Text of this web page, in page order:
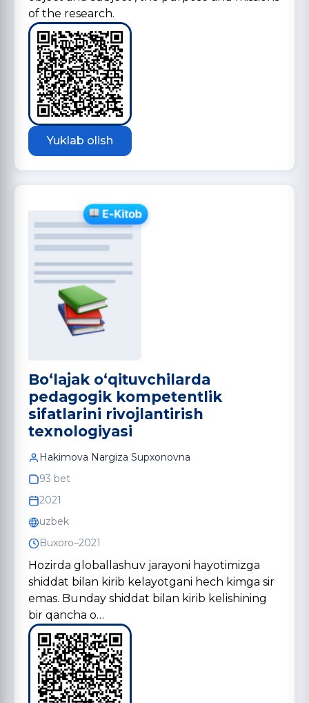
of the research.
Yuklab olish
Bo‘lajak o‘qituvchilarda
pedagogik kompetentlik
sifatlarini rivojlantirish
texnologiyasi
Hakimova Nargiza Supxonovna
93 bet
2021
uzbek
Buxoro–2021
Hozirda globallashuv jarayoni hayotimizga
shiddat bilan kirib kelayotgani hech kimga sir
emas. Bunday shiddat bilan kirib kelishining
bir qancha o…